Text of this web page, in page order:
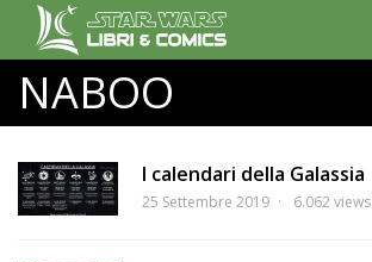
NABOO
I calendari della Galassia
25 Settembre 2019 6.062 views